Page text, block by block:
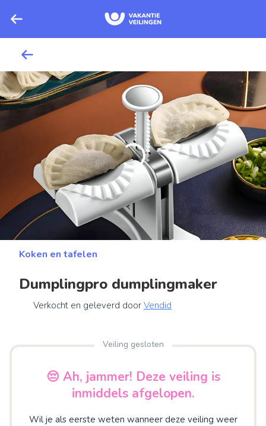
Koken en tafelen
Dumplingpro dumplingmaker
Verkocht en geleverd door Vendid
Veiling gesloten
😔 Ah, jammer! Deze veiling is
inmiddels afgelopen.
Wil je als eerste weten wanneer deze veiling weer